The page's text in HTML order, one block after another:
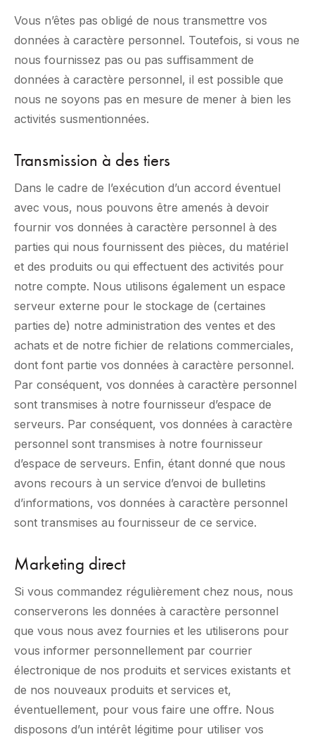
Vous n’êtes pas obligé de nous transmettre vos
données à caractère personnel. Toutefois, si vous ne
nous fournissez pas ou pas suffisamment de
données à caractère personnel, il est possible que
nous ne soyons pas en mesure de mener à bien les
activités susmentionnées.
Transmission à des tiers
Dans le cadre de l’exécution d’un accord éventuel
avec vous, nous pouvons être amenés à devoir
fournir vos données à caractère personnel à des
parties qui nous fournissent des pièces, du matériel
et des produits ou qui effectuent des activités pour
notre compte. Nous utilisons également un espace
serveur externe pour le stockage de (certaines
parties de) notre administration des ventes et des
achats et de notre fichier de relations commerciales,
dont font partie vos données à caractère personnel.
Par conséquent, vos données à caractère personnel
sont transmises à notre fournisseur d’espace de
serveurs. Par conséquent, vos données à caractère
personnel sont transmises à notre fournisseur
d’espace de serveurs. Enfin, étant donné que nous
avons recours à un service d’envoi de bulletins
d’informations, vos données à caractère personnel
sont transmises au fournisseur de ce service.
Marketing direct
Si vous commandez régulièrement chez nous, nous
conserverons les données à caractère personnel
que vous nous avez fournies et les utiliserons pour
vous informer personnellement par courrier
électronique de nos produits et services existants et
de nos nouveaux produits et services et,
éventuellement, pour vous faire une offre. Nous
disposons d’un intérêt légitime pour utiliser vos